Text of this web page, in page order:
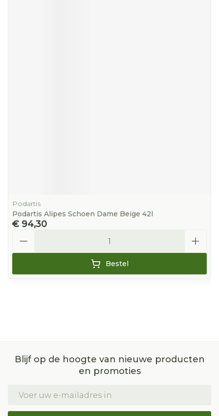
Podartis
Podartis Alipes Schoen Dame Beige 42l
€ 94,30
Bestel
Blijf op de hoogte van nieuwe producten
en promoties